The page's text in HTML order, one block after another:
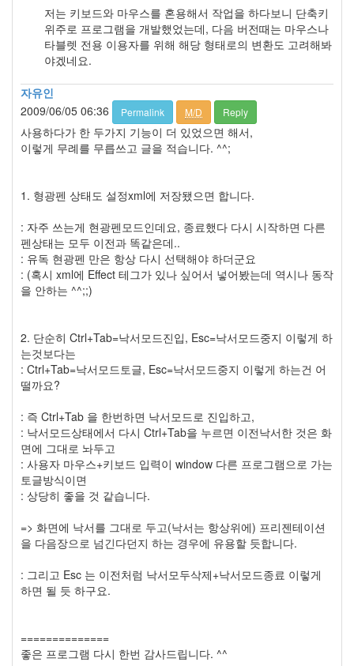
저는 키보드와 마우스를 혼용해서 작업을 하다보니 단축키
위주로 프로그램을 개발했었는데, 다음 버전때는 마우스나
타블렛 전용 이용자를 위해 해당 형태로의 변환도 고려해봐
야겠네요.
자유인
2009/06/05 06:36
Permalink M/D Reply
사용하다가 한 두가지 기능이 더 있었으면 해서,
이렇게 무례를 무릅쓰고 글을 적습니다. ^^;
1. 형광펜 상태도 설정xml에 저장됐으면 합니다.
: 자주 쓰는게 현광펜모드인데요, 종료했다 다시 시작하면 다른
펜상태는 모두 이전과 똑같은데..
: 유독 현광펜 만은 항상 다시 선택해야 하더군요
: (혹시 xml에 Effect 테그가 있나 싶어서 넣어봤는데 역시나 동작
을 안하는 ^^;;)
2. 단순히 Ctrl+Tab=낙서모드진입, Esc=낙서모드중지 이렇게 하
는것보다는
: Ctrl+Tab=낙서모드토글, Esc=낙서모드중지 이렇게 하는건 어
떨까요?
: 즉 Ctrl+Tab 을 한번하면 낙서모드로 진입하고,
: 낙서모드상태에서 다시 Ctrl+Tab을 누르면 이전낙서한 것은 화
면에 그대로 놔두고
: 사용자 마우스+키보드 입력이 window 다른 프로그램으로 가는
토글방식이면
: 상당히 좋을 것 같습니다.
=> 화면에 낙서를 그대로 두고(낙서는 항상위에) 프리젠테이션
을 다음장으로 넘긴다던지 하는 경우에 유용할 듯합니다.
: 그리고 Esc 는 이전처럼 낙서모두삭제+낙서모드종료 이렇게
하면 될 듯 하구요.
==============
좋은 프로그램 다시 한번 감사드립니다. ^^
Process,
Module
발
관
련
팁
1
웨
컨
트
롤
0
오
스
1
Algorithms
1
0
Etc
Tip
1
OS
Addon
Windows
API
Open
API
Basic
0